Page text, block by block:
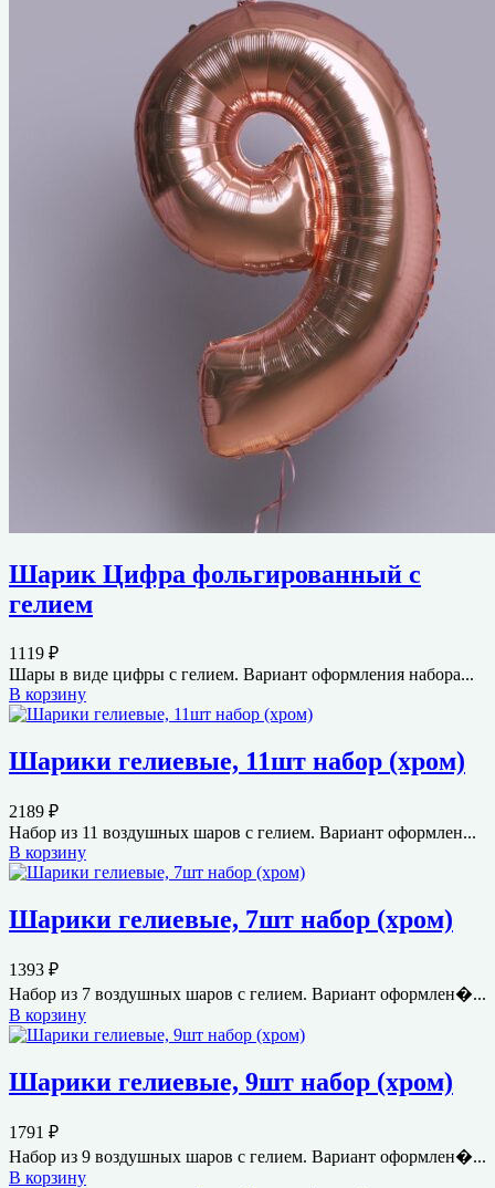
Шарик Цифра фольгированный с
гелием
1119 ₽
Шары в виде цифры с гелием. Вариант оформления набора...
В корзину
Шарики гелиевые, 11шт набор (хром)
2189 ₽
Набор из 11 воздушных шаров с гелием. Вариант оформлен...
В корзину
Шарики гелиевые, 7шт набор (хром)
1393 ₽
Набор из 7 воздушных шаров с гелием. Вариант оформлен�...
В корзину
Шарики гелиевые, 9шт набор (хром)
1791 ₽
Набор из 9 воздушных шаров с гелием. Вариант оформлен�...
В корзину